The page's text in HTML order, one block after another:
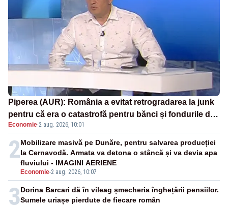
Piperea (AUR): România a evitat retrogradarea la junk
pentru că era o catastrofă pentru bănci și fondurile de
pensii
Economie·2 aug. 2026, 10:01
2
Economie-2 aug. 2026, 10:07
Mobilizare masivă pe Dunăre, pentru salvarea producției
la Cernavodă. Armata va detona o stâncă și va devia apa
fluviului - IMAGINI AERIENE
3Dorina Barcari dă în vileag șmecheria înghețării pensiilor.
Sumele uriașe pierdute de fiecare român